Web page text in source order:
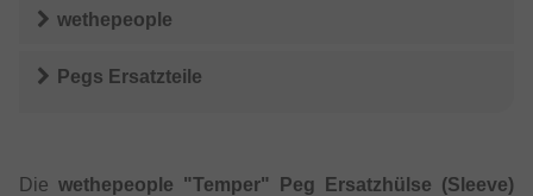
wethepeople
Pegs Ersatzteile
Die wethepeople "Temper" Peg Ersatzhülse (Sleeve)